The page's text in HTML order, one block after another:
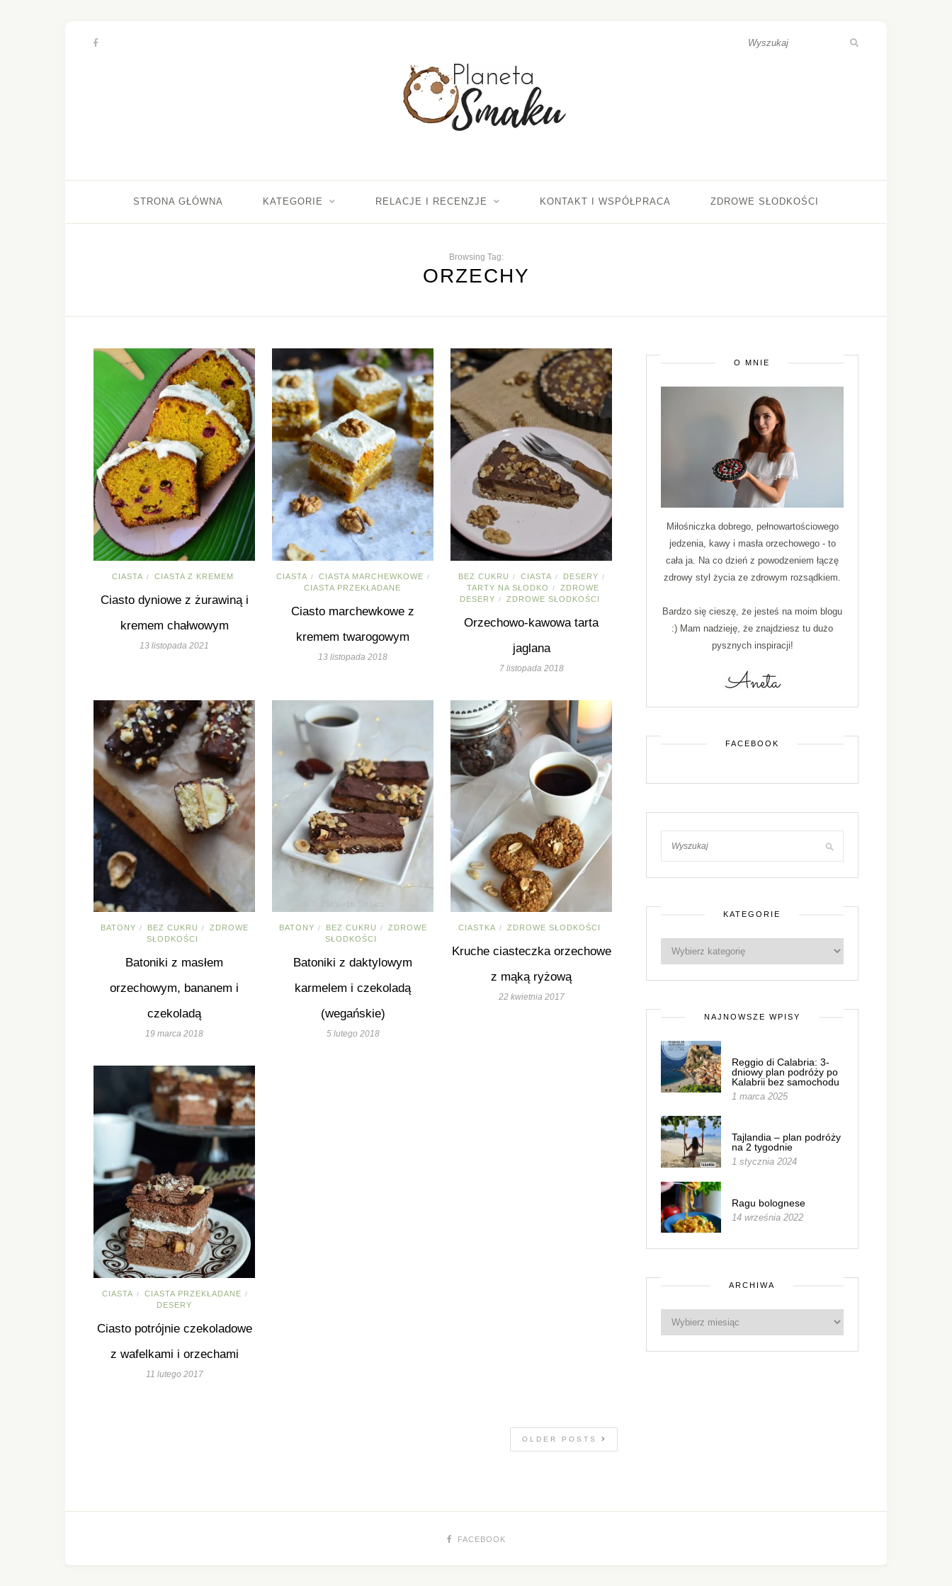
STRONA GŁÓWNA KATEGORIE RELACJE I RECENZJE KONTAKT I WSPÓŁPRACA ZDROWE SŁODKOŚCI
Browsing Tag:
ORZECHY
CIASTA / CIASTA Z KREMEM
Ciasto dyniowe z żurawiną i
kremem chałwowym
13 listopada 2021
CIASTA / CIASTA MARCHEWKOWE /
CIASTA PRZEKŁADANE
Ciasto marchewkowe z
kremem twarogowym
13 listopada 2018
BEZ CUKRU / CIASTA / DESERY /
TARTY NA SŁODKO /
ZDROWE
DESERY / ZDROWE SŁODKOŚCI
Orzechowo-kawowa tarta
jaglana
7 listopada 2018
BATONY / BEZ CUKRU /
ZDROWE
SŁODKOŚCI
Batoniki z masłem
orzechowym, bananem i
czekoladą
19 marca 2018
BATONY / BEZ CUKRU /
ZDROWE
SŁODKOŚCI
Batoniki z daktylowym
karmelem i czekoladą
(wegańskie)
5 lutego 2018
CIASTKA / ZDROWE SŁODKOŚCI
Kruche ciasteczka orzechowe
z mąką ryżową
22 kwietnia 2017
CIASTA / CIASTA PRZEKŁADANE /
DESERY
Ciasto potrójnie czekoladowe
z wafelkami i orzechami
11 lutego 2017
OLDER POSTS
O MNIE
Miłośniczka dobrego, pełnowartościowego
jedzenia, kawy i masła orzechowego - to
cała ja. Na co dzień z powodzeniem łączę
zdrowy styl życia ze zdrowym rozsądkiem.
Bardzo się cieszę, że jesteś na moim blogu
:) Mam nadzieję, że znajdziesz tu dużo
pysznych inspiracji!
FACEBOOK
KATEGORIE
NAJNOWSZE WPISY
Reggio di Calabria: 3-
dniowy plan podróży po
Kalabrii bez samochodu
1 marca 2025
Tajlandia – plan podróży
na 2 tygodnie
1 stycznia 2024
Ragu bolognese
14 września 2022
ARCHIWA
FACEBOOK